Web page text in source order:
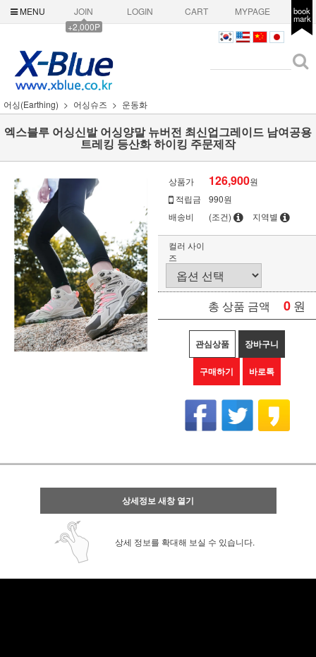
MENU
JOIN
+2,000P
LOGIN CART MYPAGE book
mark
어싱(Earthing) 어싱슈즈 운동화
엑스블루 어싱신발 어싱양말 뉴버전 최신업그레이드 남여공용
트레킹 등산화 하이킹 주문제작
상품가 126,900원
적립금
990원
배송비
(조건) 지역별
컬러 사이
즈
총 상품 금액 0 원
관심상품 장바구니
구매하기 바로톡
상세정보 새창 열기
상세 정보를 확대해 보실 수 있습니다.